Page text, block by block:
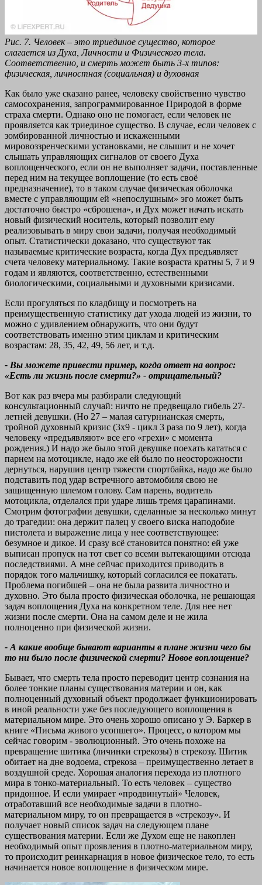
Рис. 7. Человек – это триединое существо, которое
слагается из Духа, Личности и Физического тела.
Соответственно, и смерть может быть 3-х типов:
физическая, личностная (социальная) и духовная
Как было уже сказано ранее, человеку свойственно чувство
самосохранения, запрограммированное Природой в форме
страха смерти. Однако оно не помогает, если человек не
проявляется как триединое существо. В случае, если человек с
зомбированной личностью и искаженными
мировоззренческими установками, не слышит и не хочет
слышать управляющих сигналов от своего Духа
воплощенческого, если он не выполняет задачи, поставленные
перед ним на текущее воплощение (то есть своё
предназначение), то в таком случае физическая оболочка
вместе с управляющим ей «непослушным» эго может быть
достаточно быстро «сброшена», и Дух может начать искать
новый физический носитель, который позволит ему
реализовывать в миру свои задачи, получая необходимый
опыт. Статистически доказано, что существуют так
называемые критические возраста, когда Дух предъявляет
счета человеку материальному. Такие возраста кратны 5, 7 и 9
годам и являются, соответственно, естественными
биологическими, социальными и духовными кризисами.
Если прогуляться по кладбищу и посмотреть на
преимущественную статистику дат ухода людей из жизни, то
можно с удивлением обнаружить, что они будут
соответствовать именно этим циклам и критическим
возрастам: 28, 35, 42, 49, 56 лет, и т.д.
- Вы можете привести пример, когда ответ на вопрос:
«Есть ли жизнь после смерти?» - отрицательный?
Вот как раз вчера мы разбирали следующий
консультационный случай: ничто не предвещало гибель 27-
летней девушки. (Но 27 – малая сатурнианская смерть,
тройной духовный кризис (3x9 - цикл 3 раза по 9 лет), когда
человеку «предъявляют» все его «грехи» с момента
рождения.) И надо же было этой девушке поехать кататься с
парнем на мотоцикле, надо же ей было по неосторожности
дернуться, нарушив центр тяжести спортбайка, надо же было
подставить под удар встречного автомобиля свою не
защищенную шлемом голову. Сам парень, водитель
мотоцикла, отделался при ударе лишь тремя царапинами.
Смотрим фотографии девушки, сделанные за несколько минут
до трагедии: она держит палец у своего виска наподобие
пистолета и выражение лица у нее соответствующее:
безумное и дикое. И сразу всё становится понятно: ей уже
выписан пропуск на тот свет со всеми вытекающими отсюда
последствиями. А мне сейчас приходится приводить в
порядок того мальчишку, который согласился ее покатать.
Проблема погибшей – она не была развита личностно и
духовно. Это была просто физическая оболочка, не решающая
задач воплощения Духа на конкретном теле. Для нее нет
жизни после смерти. Она на самом деле и не жила
полноценно при физической жизни.
- А какие вообще бывают варианты в плане жизни чего бы
то ни было после физической смерти? Новое воплощение?
Бывает, что смерть тела просто переводит центр сознания на
более тонкие планы существования материи и он, как
полноценный духовный объект продолжает функционировать
в иной реальности уже без последующего воплощения в
материальном мире. Это очень хорошо описано у Э. Баркер в
книге «Письма живого усопшего». Процесс, о котором мы
сейчас говорим - эволюционный. Это очень похоже на
превращение шитика (личинки стрекозы) в стрекозу. Шитик
обитает на дне водоема, стрекоза – преимущественно летает в
воздушной среде. Хорошая аналогия перехода из плотного
мира в тонко-материальный. То есть человек – существо
придонное. И если умирает «продвинутый» Человек,
отработавший все необходимые задачи в плотно-
материальном миру, то он превращается в «стрекозу». И
получает новый список задач на следующем плане
существования материи. Если же Духом еще не накоплен
необходимый опыт проявления в плотно-материальном миру,
то происходит реинкарнация в новое физическое тело, то есть
начинается новое воплощение в физическом мире.